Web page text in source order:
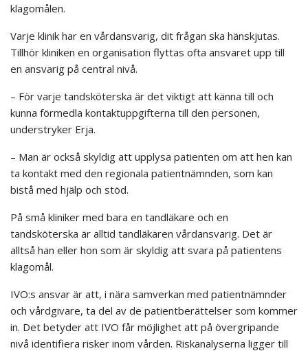
klagomålen.
Varje klinik har en vårdansvarig, dit frågan ska hänskjutas.
Tillhör kliniken en organisation flyttas ofta ansvaret upp till
en ansvarig på central nivå.
– För varje tandsköterska är det viktigt att känna till och
kunna förmedla kontaktuppgifterna till den personen,
understryker Erja.
– Man är också skyldig att upplysa patienten om att hen kan
ta kontakt med den regionala patientnämnden, som kan
bistå med hjälp och stöd.
På små kliniker med bara en tandläkare och en
tandsköterska är alltid tandläkaren vårdansvarig. Det är
alltså han eller hon som är skyldig att svara på patientens
klagomål.
IVO:s ansvar är att, i nära samverkan med patientnämnder
och vårdgivare, ta del av de patientberättelser som kommer
in. Det betyder att IVO får möjlighet att på övergripande
nivå identifiera risker inom vården. Riskanalyserna ligger till